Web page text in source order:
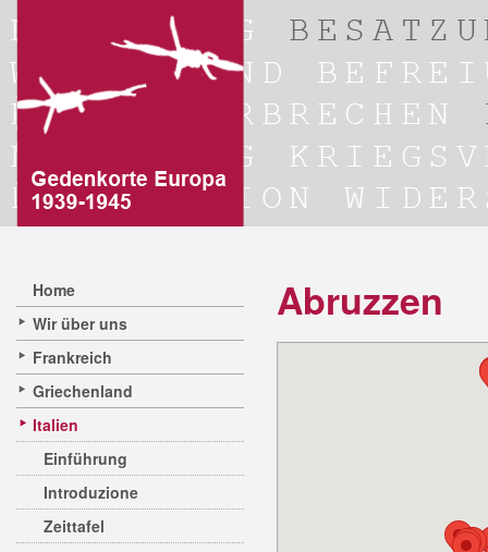
Home
Wir über uns
Frankreich
Griechenland
Italien
Einführung
Introduzione
Zeittafel
Abruzzen